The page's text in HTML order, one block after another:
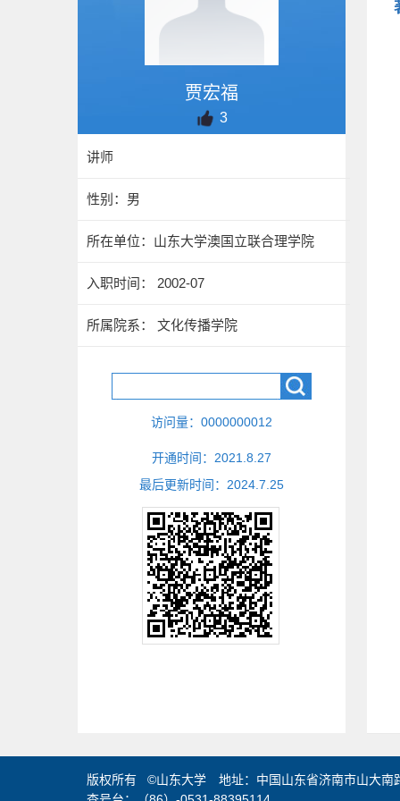
贾宏福
3
讲师
性别：男
所在单位：山东大学澳国立联合理学院
入职时间： 2002-07
所属院系： 文化传播学院
访问量： 0000000012
开通时间： 2021 8 27
最后更新时间： 2024 7 25
版权所有 ©山东大学 地址：中国山东省济南市山大